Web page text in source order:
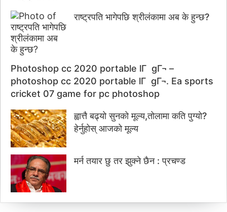
राष्ट्रपति भागेपछि श्रीलंकामा अब के हुन्छ?
Photoshop cc 2020 portable lГ gГ¬ –
photoshop cc 2020 portable lГ gГ¬. Ea sports
cricket 07 game for pc photoshop
ह्वात्तै बढ्यो सुनको मूल्य,तोलामा कति पुग्यो?
हेर्नुहोस् आजको मूल्य
मर्न तयार छु तर झुक्ने छैन : प्रचण्ड